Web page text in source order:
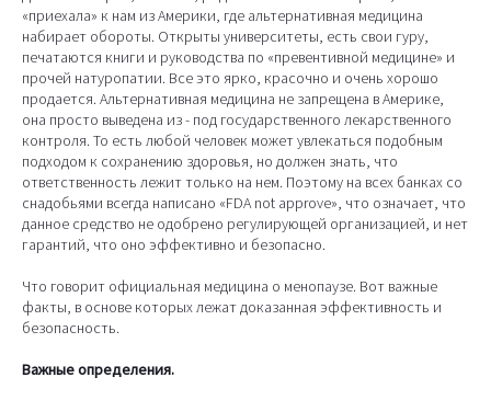
«приехала» к нам из Америки, где альтернативная медицина
набирает обороты. Открыты университеты, есть свои гуру,
печатаются книги и руководства по «превентивной медицине» и
прочей натуропатии. Все это ярко, красочно и очень хорошо
продается. Альтернативная медицина не запрещена в Америке,
она просто выведена из - под государственного лекарственного
контроля. То есть любой человек может увлекаться подобным
подходом к сохранению здоровья, но должен знать, что
ответственность лежит только на нем. Поэтому на всех банках со
снадобьями всегда написано «FDA not approve», что означает, что
данное средство не одобрено регулирующей организацией, и нет
гарантий, что оно эффективно и безопасно.
Что говорит официальная медицина о менопаузе. Вот важные
факты, в основе которых лежат доказанная эффективность и
безопасность.
Важные определения.